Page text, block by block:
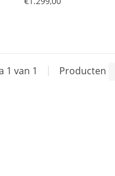
1 van 1 | Producten